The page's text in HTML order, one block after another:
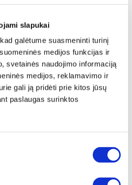
slapukai
galėtume suasmeninti turinį
medijos funkcijas ir
svetainės naudojimo informaciją
medijos, reklamavimo ir
gali ją pridėti prie kitos jūsų
paslaugas surinktos